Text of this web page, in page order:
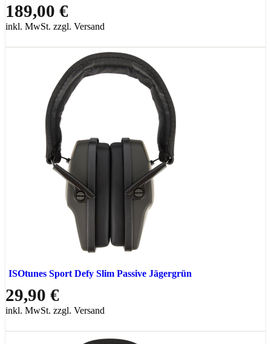
189,00 €
inkl. MwSt. zzgl. Versand
ISOtunes Sport Defy Slim Passive Jägergrün
29,90 €
inkl. MwSt. zzgl. Versand